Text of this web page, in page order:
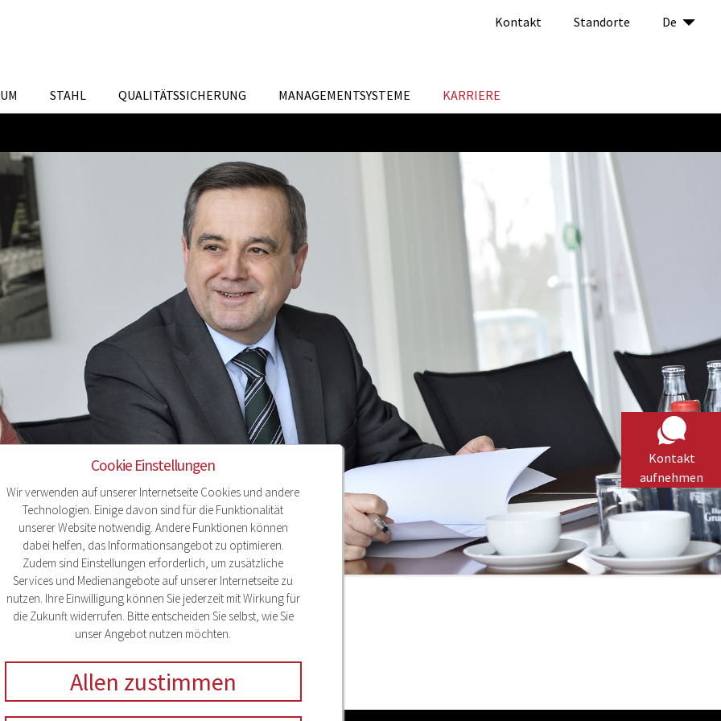
Cookie Einstellungen
Wir verwenden auf unserer Internetseite Cookies und andere
Technologien. Einige davon sind für die Funktionalität
unserer Website notwendig. Andere Funktionen können
dabei helfen, das Informationsangebot zu optimieren.
Zudem sind Einstellungen erforderlich, um zusätzliche
Services und Medienangebote auf unserer Internetseite zu
nutzen. Ihre Einwilligung können Sie jederzeit mit Wirkung für
die Zukunft widerrufen. Bitte entscheiden Sie selbst, wie Sie
unser Angebot nutzen möchten.
Allen zustimmen
STAHL QUALITÄTSSICHERUNG MANAGEMENTSYSTEME KARRIERE
Kontakt Standorte De
Kontakt
aufnehmen